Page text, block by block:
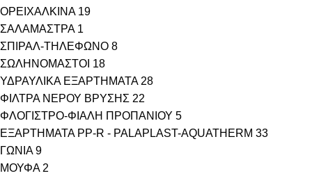
ΟΡΕΙΧΑΛΚΙΝΑ 19
ΣΑΛΑΜΑΣΤΡΑ 1
ΣΠΙΡΑΛ-ΤΗΛΕΦΩΝΟ 8
ΣΩΛΗΝΟΜΑΣΤΟΙ 18
ΥΔΡΑΥΛΙΚΑ ΕΞΑΡΤΗΜΑΤΑ 28
ΦΙΛΤΡΑ ΝΕΡΟΥ ΒΡΥΣΗΣ 22
ΦΛΟΓΙΣΤΡΟ-ΦΙΑΛΗ ΠΡΟΠΑΝΙΟΥ 5
ΕΞΑΡΤΗΜΑΤΑ PP-R - PALAPLAST-AQUATHERM 33
ΓΩΝΙΑ 9
ΜΟΥΦΑ 2